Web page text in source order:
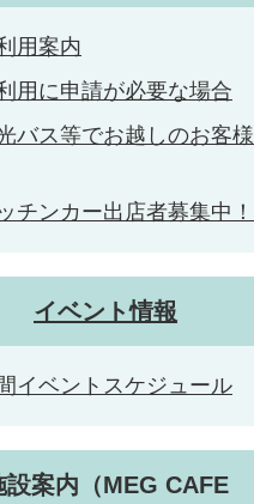
用案内
用に申請が必要な場合
バス等でお越しのお客様
チンカー出店者募集中！
イベント情報
イベントスケジュール
設案内（MEG CAFE